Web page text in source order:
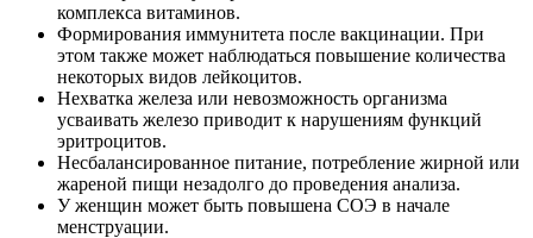
комплекса витаминов.
Формирования иммунитета после вакцинации. При
этом также может наблюдаться повышение количества
некоторых видов лейкоцитов.
Нехватка железа или невозможность организма
усваивать железо приводит к нарушениям функций
эритроцитов.
Несбалансированное питание, потребление жирной или
жареной пищи незадолго до проведения анализа.
У женщин может быть повышена СОЭ в начале
менструации.